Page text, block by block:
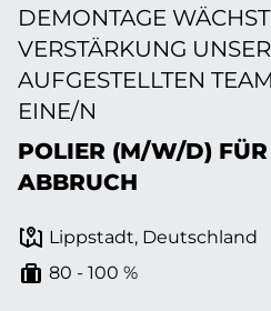
DEMONTAGE
VERSTÄRKUNG
AUFGESTELLTEN
EINE/N
POLIER (M/W/D) FÜR
ABBRUCH
Lippstadt, Deutschland
80 - 100 %